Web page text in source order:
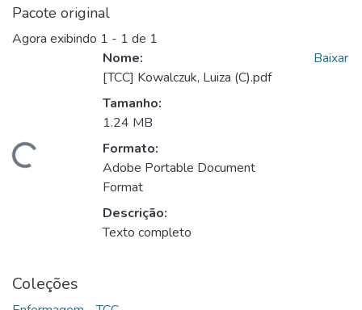
Pacote original
Agora exibindo 1 - 1 de 1
Nome:
[TCC] Kowalczuk, Luiza (C).pdf
Tamanho:
1.24 MB
Formato:
Adobe Portable Document
Format
Descrição:
Texto completo
Baixar
Coleções